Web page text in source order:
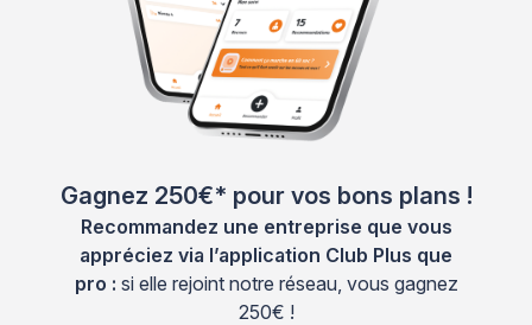
Gagnez 250€* pour vos bons plans !
Recommandez une entreprise que vous
appréciez via l’application Club Plus que
pro : si elle rejoint notre réseau, vous gagnez
250€ !